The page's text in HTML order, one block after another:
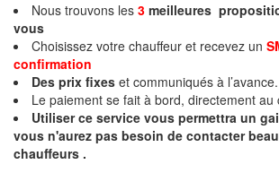
Nous trouvons les 3 meilleures
vous
Choisissez votre chauffeur et recevez un
confirmation
Des prix fixes et communiqués à l’avance.
Le paiement se fait à bord, directement au
Utiliser ce service vous permettra un
vous n'aurez pas besoin de contacter
chauffeurs .